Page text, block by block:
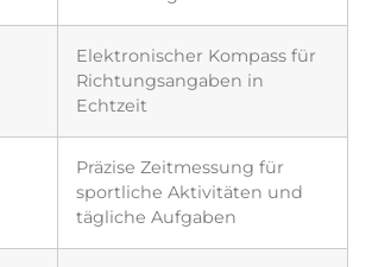
Elektronischer Kompass für
Richtungsangaben in
Echtzeit
Präzise Zeitmessung für
sportliche Aktivitäten und
tägliche Aufgaben